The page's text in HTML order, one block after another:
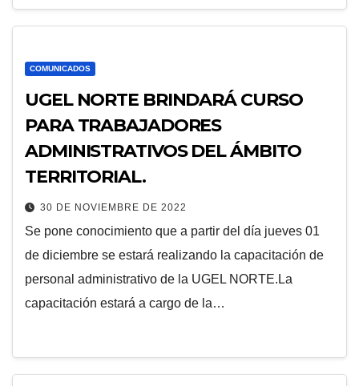
COMUNICADOS
UGEL NORTE BRINDARÁ CURSO
PARA TRABAJADORES
ADMINISTRATIVOS DEL ÁMBITO
TERRITORIAL.
30 DE NOVIEMBRE DE 2022
Se pone conocimiento que a partir del día jueves 01
de diciembre se estará realizando la capacitación de
personal administrativo de la UGEL NORTE.La
capacitación estará a cargo de la…